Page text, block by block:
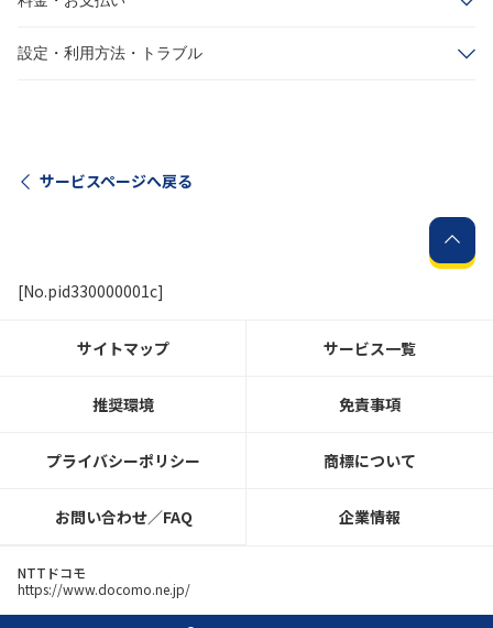
設定・利用方法・トラブル
サービスページへ戻る
[No.pid330000001c]
サイトマップ サービス一覧
推奨環境 免責事項
プライバシーポリシー 商標について
お問い合わせ／FAQ 企業情報
NTTドコモ
https://www.docomo.ne.jp/